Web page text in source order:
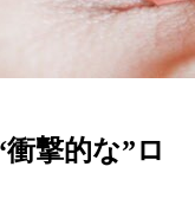
撃的な”ロ